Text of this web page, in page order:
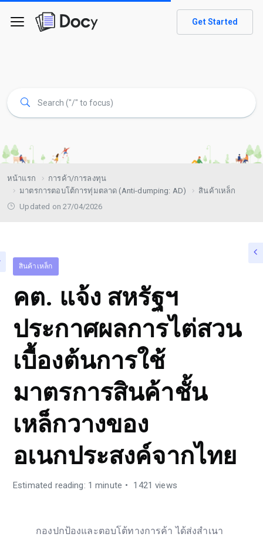
Get Started
หน้าแรก
การค้า/การลงทุน
มาตรการตอบโต้การทุ่มตลาด (Anti-dumping: AD)
สินค้าเหล็ก
Updated on 27/04/2026
สินค้าเหล็ก
คต. แจ้ง สหรัฐฯ
ประกาศผลการไต่สวน
เบื้องต้นการใช้
มาตรการสินค้าชั้น
เหล็กวางของ
อเนกประสงค์จากไทย
Estimated reading: 1 minute 1421 views
กองปกป้องและตอบโต้ทางการค้า ได้ส่งสำเนา